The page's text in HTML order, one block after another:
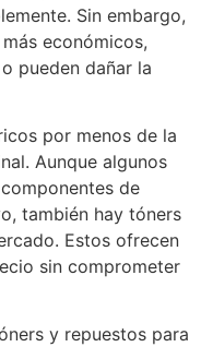
Sin embargo,
económicos,
pueden dañar la
por menos de la
Aunque algunos
de
también hay tóners
Estos ofrecen
sin comprometer
y repuestos para